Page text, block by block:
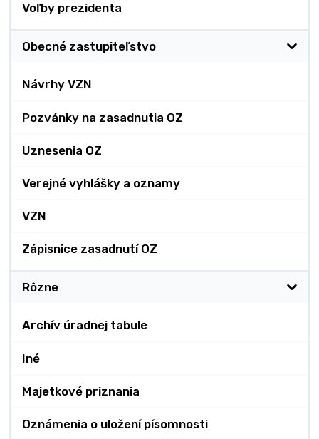
Voľby prezidenta
Obecné zastupiteľstvo
Návrhy VZN
Pozvánky na zasadnutia OZ
Uznesenia OZ
Verejné vyhlášky a oznamy
VZN
Zápisnice zasadnutí OZ
Rôzne
Archív úradnej tabule
Iné
Majetkové priznania
Oznámenia o uložení písomnosti